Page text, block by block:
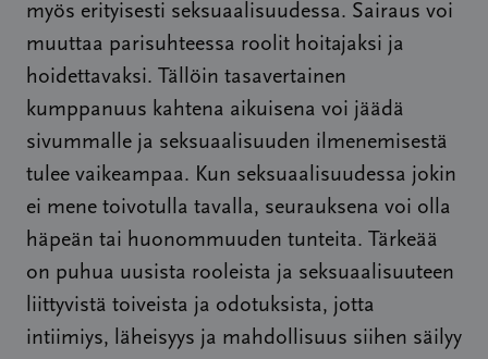
myös erityisesti seksuaalisuudessa. Sairaus voi
muuttaa parisuhteessa roolit hoitajaksi ja
hoidettavaksi. Tällöin tasavertainen
kumppanuus kahtena aikuisena voi jäädä
sivummalle ja seksuaalisuuden ilmenemisestä
tulee vaikeampaa. Kun seksuaalisuudessa jokin
ei mene toivotulla tavalla, seurauksena voi olla
häpeän tai huonommuuden tunteita. Tärkeää
on puhua uusista rooleista ja seksuaalisuuteen
liittyvistä toiveista ja odotuksista, jotta
intiimiys, läheisyys ja mahdollisuus siihen säilyy